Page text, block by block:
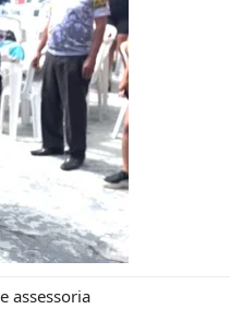
assessoria